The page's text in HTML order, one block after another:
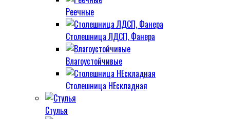
Реечные
Столешница ЛДСП, Фанера
Влагоустойчивые
Столешница НЕскладная
Стулья